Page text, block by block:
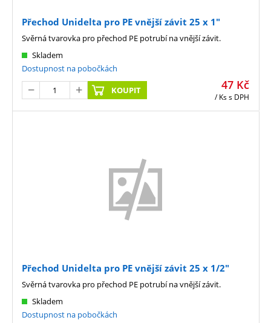
Přechod Unidelta pro PE vnější závit 25 x 1"
47 Kč
/ Kss DPH
Skladem
Dostupnost na pobočkách
KOUPIT
Svěrná tvarovka pro přechod PE potrubí na vnější závit.
Přechod Unidelta pro PE vnější závit 25 x 1/2"
Skladem
Dostupnost na pobočkách
Svěrná tvarovka pro přechod PE potrubí na vnější závit.